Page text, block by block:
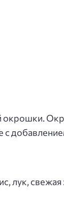
окрошки.
с
лук, свежая